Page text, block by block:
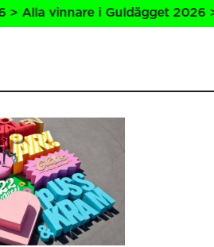
vinnare i Guldägget 2026 >